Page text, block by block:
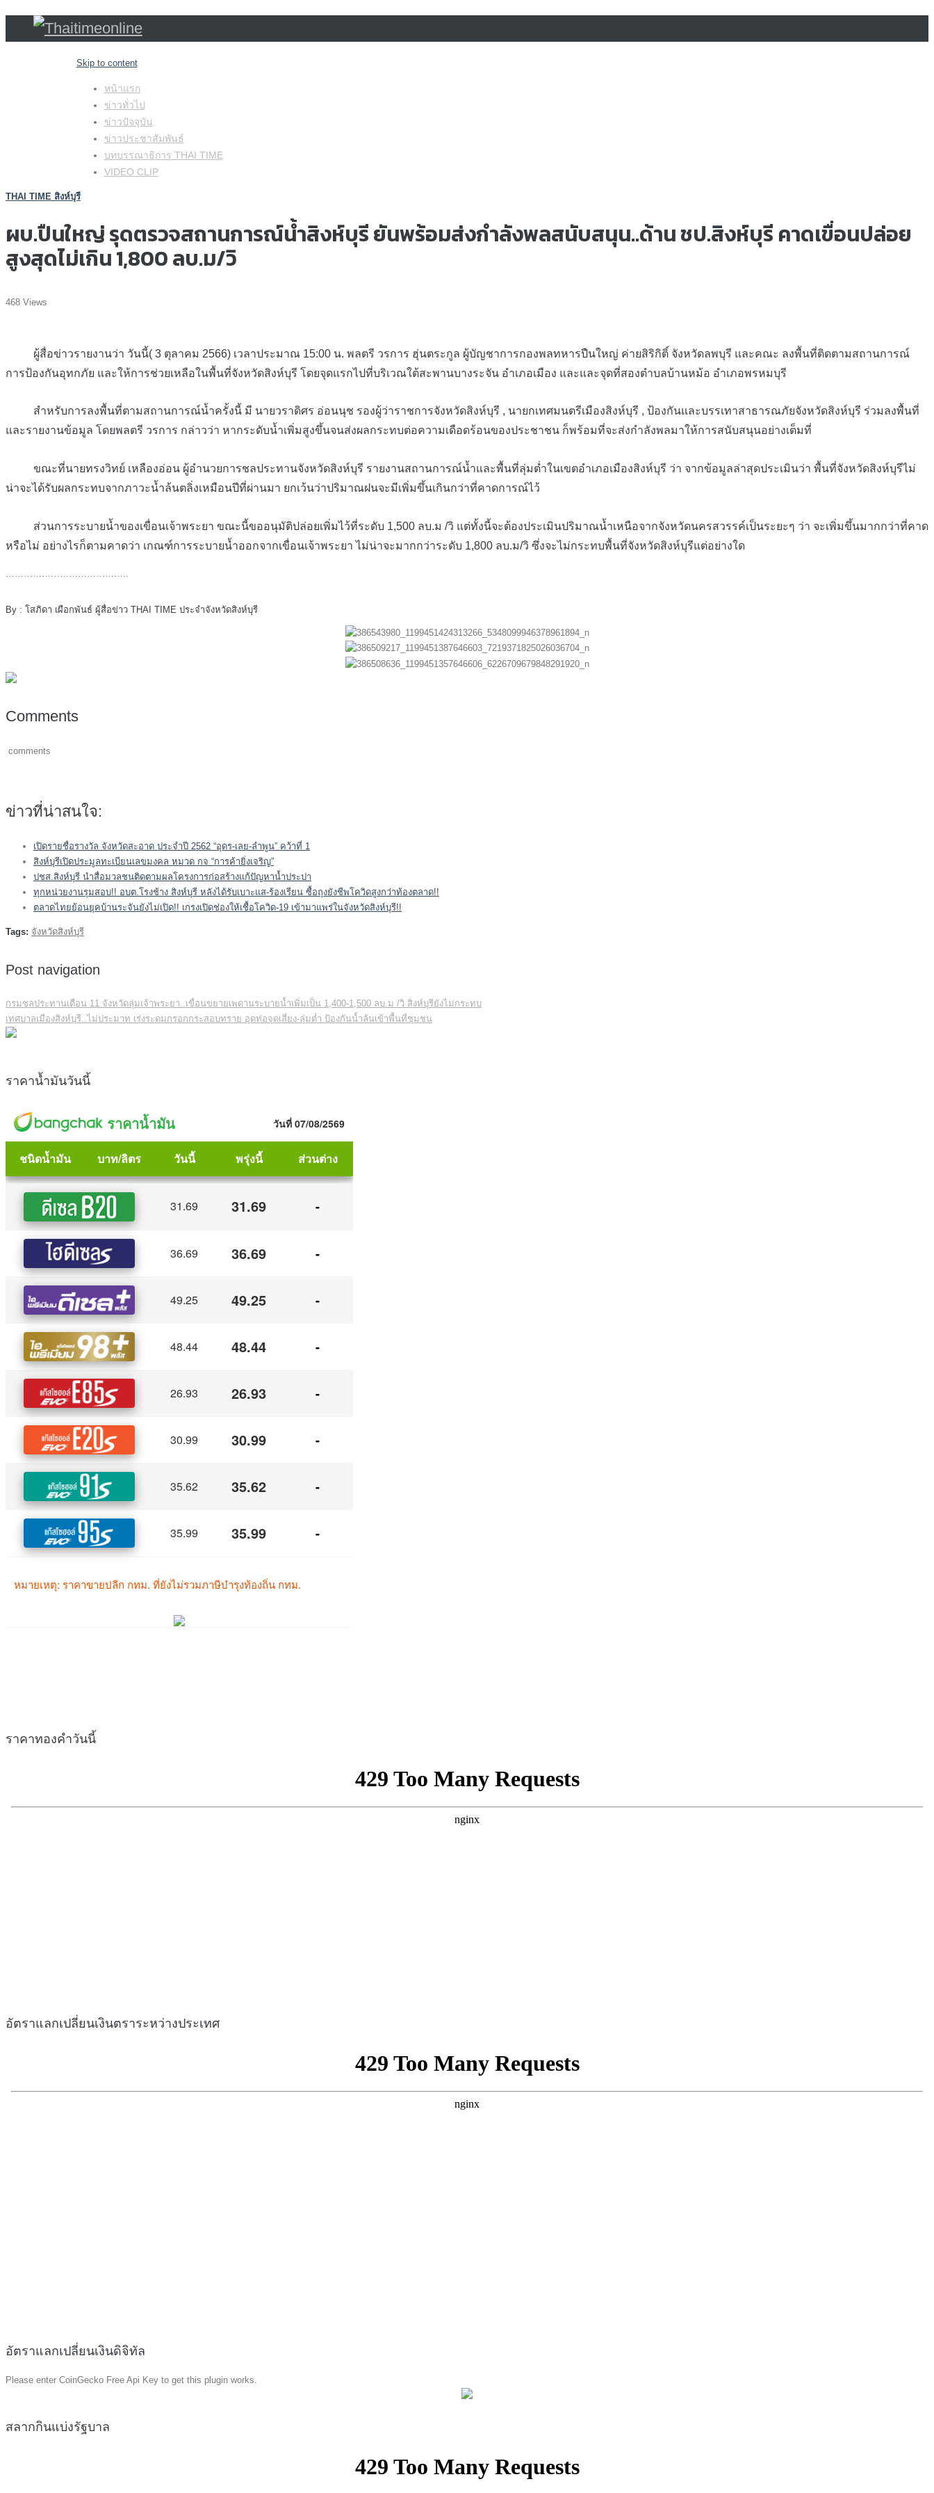
Skip to content
หน้าแรก
ข่าวทั่วไป
ข่าวปัจจุบัน
ข่าวประชาสัมพันธ์
บทบรรณาธิการ THAI TIME
VIDEO CLIP
THAI TIME สิงห์บุรี
ผบ.ปืนใหญ่ รุดตรวจสถานการณ์น้ำสิงห์บุรี ยันพร้อมส่งกำลังพลสนับสนุน..ด้าน ชป.สิงห์บุรี คาดเขื่อนปล่อย
สูงสุดไม่เกิน 1,800 ลบ.ม/วิ
468 Views
ผู้สื่อข่าวรายงานว่า วันนี้( 3 ตุลาคม 2566) เวลาประมาณ 15:00 น. พลตรี วรการ ฮุ่นตระกูล ผู้บัญชาการกองพลทหารปืนใหญ่ ค่ายสิริกิติ์ จังหวัดลพบุรี และคณะ ลงพื้นที่ติดตามสถานการณ์
การป้องกันอุทกภัย และให้การช่วยเหลือในพื้นที่จังหวัดสิงห์บุรี โดยจุดแรกไปที่บริเวณใต้สะพานบางระจัน อำเภอเมือง และและจุดที่สองตำบลบ้านหม้อ อำเภอพรหมบุรี
สำหรับการลงพื้นที่ตามสถานการณ์น้ำครั้งนี้ มี นายวราดิศร อ่อนนุช รองผู้ว่าราชการจังหวัดสิงห์บุรี , นายกเทศมนตรีเมืองสิงห์บุรี , ป้องกันและบรรเทาสาธารณภัยจังหวัดสิงห์บุรี ร่วมลงพื้นที่
และรายงานข้อมูล โดยพลตรี วรการ กล่าวว่า หากระดับน้ำเพิ่มสูงขึ้นจนส่งผลกระทบต่อความเดือดร้อนของประชาชน ก็พร้อมที่จะส่งกำลังพลมาให้การสนับสนุนอย่างเต็มที่
ขณะที่นายทรงวิทย์ เหลืองอ่อน ผู้อำนวยการชลประทานจังหวัดสิงห์บุรี รายงานสถานการณ์น้ำและพื้นที่ลุ่มต่ำในเขตอำเภอเมืองสิงห์บุรี ว่า จากข้อมูลล่าสุดประเมินว่า พื้นที่จังหวัดสิงห์บุรีไม่
น่าจะได้รับผลกระทบจากภาวะน้ำล้นตลิ่งเหมือนปีที่ผ่านมา ยกเว้นว่าปริมาณฝนจะมีเพิ่มขึ้นเกินกว่าที่คาดการณ์ไว้
ส่วนการระบายน้ำของเขื่อนเจ้าพระยา ขณะนี้ขออนุมัติปล่อยเพิ่มไว้ที่ระดับ 1,500 ลบ.ม /วิ แต่ทั้งนี้จะต้องประเมินปริมาณน้ำเหนือจากจังหวัดนครสวรรค์เป็นระยะๆ ว่า จะเพิ่มขึ้นมากกว่าที่คาด
หรือไม่ อย่างไรก็ตามคาดว่า เกณฑ์การระบายน้ำออกจากเขื่อนเจ้าพระยา ไม่น่าจะมากกว่าระดับ 1,800 ลบ.ม/วิ ซึ่งจะไม่กระทบพื้นที่จังหวัดสิงห์บุรีแต่อย่างใด
By : โสภิดา เผือกพันธ์ ผู้สื่อข่าว THAI TIME ประจำจังหวัดสิงห์บุรี
Comments
comments
ข่าวที่น่าสนใจ:
เปิดรายชื่อรางวัล จังหวัดสะอาด ประจำปี 2562 “อุดร-เลย-ลำพูน” คว้าที่ 1
สิงห์บุรีเปิดประมูลทะเบียนเลขมงคล หมวด กจ “การค้ายิ่งเจริญ”
ปชส.สิงห์บุรี นำสื่อมวลชนติดตามผลโครงการก่อสร้างแก้ปัญหาน้ำประปา
ทุกหน่วยงานรุมสอบ!! อบต.โรงช้าง สิงห์บุรี หลังได้รับเบาะแส-ร้องเรียน ซื้อถุงยังชีพโควิดสูงกว่าท้องตลาด!!
ตลาดไทยย้อนยุคบ้านระจันยังไม่เปิด!! เกรงเปิดช่องให้เชื้อโควิด-19 เข้ามาแพร่ในจังหวัดสิงห์บุรี!!
Tags: จังหวัดสิงห์บุรี
Post navigation
กรมชลประทานเตือน 11 จังหวัดลุ่มเจ้าพระยา..เขื่อนขยายเพดานระบายน้ำเพิ่มเป็น 1,400-1,500 ลบ.ม /วิ สิงห์บุรียังไม่กระทบ
เทศบาลเมืองสิงห์บุรี..ไม่ประมาท เร่งระดมกรอกกระสอบทราย อุดท่อจุดเสี่ยง-ลุ่มต่ำ ป้องกันน้ำล้นเข้าพื้นที่ชุมชน
ราคาน้ำมันวันนี้
ราคาทองคำวันนี้
อัตราแลกเปลี่ยนเงินตราระหว่างประเทศ
อัตราแลกเปลี่ยนเงินดิจิทัล
Please enter CoinGecko Free Api Key to get this plugin works.
สลากกินแบ่งรัฐบาล